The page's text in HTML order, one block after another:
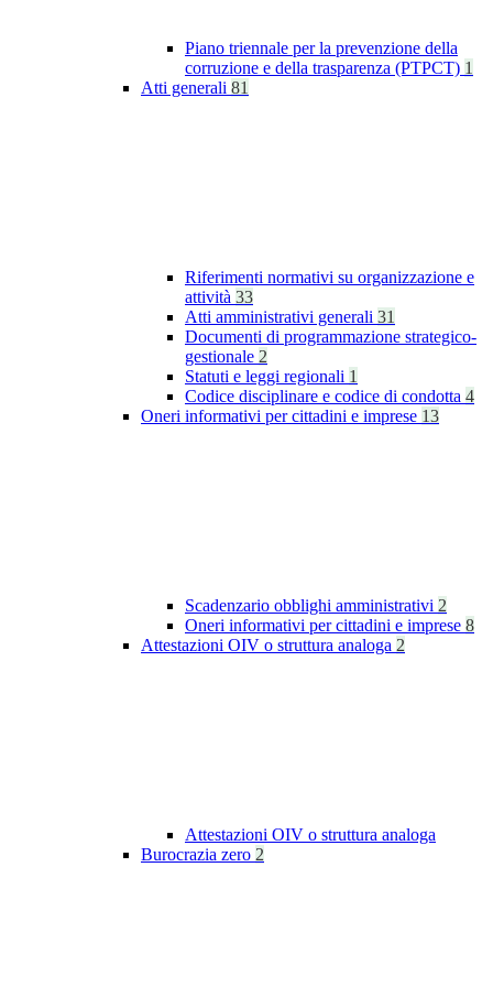
Piano triennale per la prevenzione della
corruzione e della trasparenza (PTPCT) 1
Atti generali 81
Riferimenti normativi su organizzazione e
attività 33
Atti amministrativi generali 31
Documenti di programmazione strategico-
gestionale 2
Statuti e leggi regionali 1
Codice disciplinare e codice di condotta 4
Oneri informativi per cittadini e imprese 13
Scadenzario obblighi amministrativi 2
Oneri informativi per cittadini e imprese 8
Attestazioni OIV o struttura analoga 2
Attestazioni OIV o struttura analoga
Burocrazia zero 2